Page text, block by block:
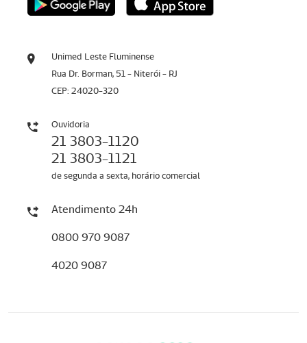
Unimed Leste Fluminense
Rua Dr. Borman, 51 - Niterói - RJ
CEP: 24020-320
Ouvidoria
21 3803-1120
21 3803-1121
de segunda a sexta, horário comercial
Atendimento 24h
0800 970 9087
4020 9087